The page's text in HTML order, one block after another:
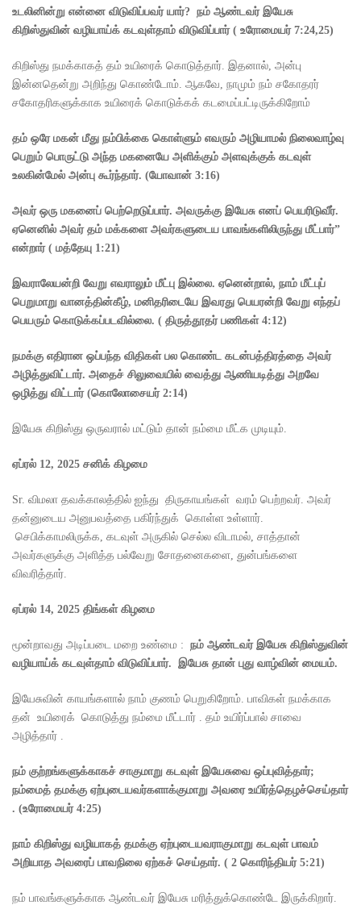
உடலினின்று என்னை விடுவிப்பவர் யார்? நம் ஆண்டவர் இயேசு
கிறிஸ்துவின் வழியாய்க் கடவுள்தாம் விடுவிப்பார்( உரோமையர் 7:24,25)
கிறிஸ்து நமக்காகத் தம் உயிரைக் கொடுத்தார். இதனால், அன்பு
இன்னதென்று அறிந்து கொண்டோம். ஆகவே, நாமும் நம் சகோதரர்
சகோதரிகளுக்காக உயிரைக் கொடுக்கக் கடமைப்பட்டிருக்கிறோம்
தம் ஒரே மகன் மீது நம்பிக்கை கொள்ளும் எவரும் அழியாமல் நிலைவாழ்வு
பெறும் பொருட்டு அந்த மகனையே அளிக்கும் அளவுக்குக் கடவுள்
உலகின்மேல் அன்பு கூர்ந்தார். (யோவான் 3:16)
அவர் ஒரு மகனைப் பெற்றெடுப்பார். அவருக்கு இயேசு எனப் பெயரிடுவீர்.
ஏனெனில் அவர் தம் மக்களை அவர்களுடைய பாவங்களிலிருந்து மீட்பார்”
என்றார்( மத்தேயு 1:21)
இவராலேயன்றி வேறு எவராலும் மீட்பு இல்லை. ஏனென்றால், நாம் மீட்புப்
பெறுமாறு வானத்தின்கீழ், மனிதரிடையே இவரது பெயரன்றி வேறு எந்தப்
பெயரும் கொடுக்கப்படவில்லை. ( திருத்தூதர் பணிகள் 4:12)
நமக்கு எதிரான ஒப்பந்த விதிகள் பல கொண்ட கடன்பத்திரத்தை அவர்
அழித்துவிட்டார். அதைச் சிலுவையில் வைத்து ஆணியடித்து அறவே
ஒழித்து விட்டார்(கொலோசையர் 2:14)
இயேசு கிறிஸ்து ஒருவரால் மட்டும் தான் நம்மை மீட்க முடியும்.
ஏப்ரல் 12, 2025 சனிக் கிழமை
Sr. விமலா தவக்காலத்தில் ஐந்து திருகாயங்கள் வரம் பெற்றவர். அவர்
தன்னுடைய அனுபவத்தை பகிர்ந்துக் கொள்ள உள்ளார்.
செபிக்காமலிருக்க, கடவுள் அருகில் செல்ல விடாமல், சாத்தான்
அவர்களுக்கு அளித்த பல்வேறு சோதனைகளை, துன்பங்களை
விவரித்தார்.
ஏப்ரல் 14, 2025 திங்கள் கிழமை
மூன்றாவது அடிப்படை மறை உண்மை : நம் ஆண்டவர் இயேசு கிறிஸ்துவின்
வழியாய்க் கடவுள்தாம் விடுவிப்பார். இயேசு தான் புது வாழ்வின் மையம்.
இயேசுவின் காயங்களால் நாம் குணம் பெறுகிறோம். பாவிகள் நமக்காக
தன் உயிரைக் கொடுத்து நம்மை மீட்டார் . தம் உயிர்ப்பால் சாவை
அழித்தார் .
நம் குற்றங்களுக்காகச் சாகுமாறு கடவுள் இயேசுவை ஒப்புவித்தார்;
நம்மைத் தமக்கு ஏற்புடையவர்களாக்குமாறு அவரை உயிர்த்தெழச்செய்தார்
. (உரோமையர் 4:25)
நாம் கிறிஸ்து வழியாகத் தமக்கு ஏற்புடையவராகுமாறு கடவுள் பாவம்
அறியாத அவரைப் பாவநிலை ஏற்கச் செய்தார். ( 2 கொரிந்தியர் 5:21)
நம் பாவங்களுக்காக ஆண்டவர் இயேசு மரித்துக்கொண்டே இருக்கிறார்.